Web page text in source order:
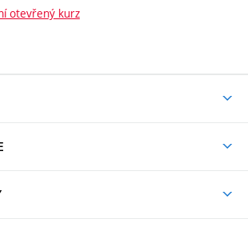
otevřený kurz